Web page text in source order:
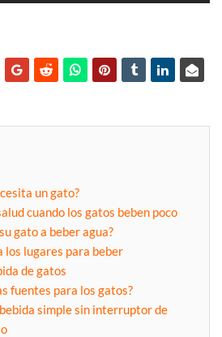
un gato?
cuando los gatos beben poco
gato a beber agua?
los lugares para beber
de gatos
fuentes para los gatos?
simple sin interruptor de